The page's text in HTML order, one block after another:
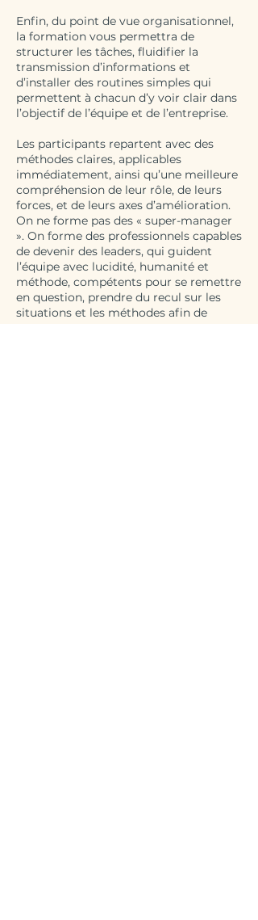
Enfin, du point de vue organisationnel,
la formation vous permettra de
structurer les tâches, fluidifier la
transmission d’informations et
d’installer des routines simples qui
permettent à chacun d’y voir clair dans
l’objectif de l’équipe et de l’entreprise.
Les participants repartent avec des
méthodes claires, applicables
immédiatement, ainsi qu’une meilleure
compréhension de leur rôle, de leurs
forces, et de leurs axes d’amélioration.
On ne forme pas des « super-manager
». On forme des professionnels capables
de devenir des leaders, qui guident
l’équipe avec lucidité, humanité et
méthode, compétents pour se remettre
en question, prendre du recul sur les
situations et les méthodes afin de